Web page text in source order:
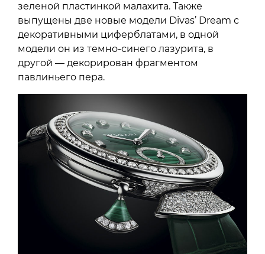
зеленой пластинкой малахита. Также
выпущены две новые модели Divas’ Dream с
декоративными циферблатами, в одной
модели он из темно-синего лазурита, в
другой — декорирован фрагментом
павлиньего пера.